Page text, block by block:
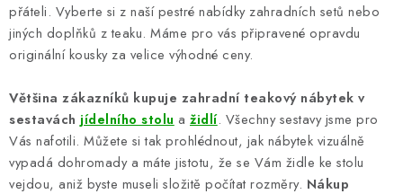
přáteli. Vyberte si z naší pestré nabídky zahradních setů nebo
jiných doplňků z teaku. Máme pro vás připravené opravdu
originální kousky za velice výhodné ceny.
Většina zákazníků kupuje zahradní teakový nábytek v
sestavách jídelního stolu a židlí. Všechny sestavy jsme pro
Vás nafotili. Můžete si tak prohlédnout, jak nábytek vizuálně
vypadá dohromady a máte jistotu, že se Vám židle ke stolu
vejdou, aniž byste museli složitě počítat rozměry. Nákup